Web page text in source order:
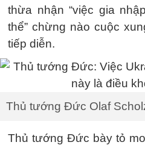
thừa nhận “việc gia
thể” chừng nào cuộc
tiếp diễn.
Thủ tướng Đức Olaf
Thủ tướng Đức bày tỏ